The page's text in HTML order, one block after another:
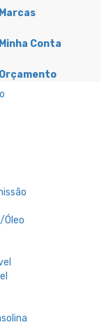
Óleo
Marcas
Minha Conta
Orçamento